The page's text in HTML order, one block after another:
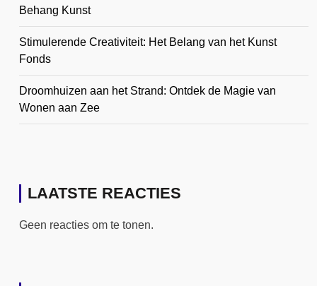
Behang Kunst
Stimulerende Creativiteit: Het Belang van het Kunst
Fonds
Droomhuizen aan het Strand: Ontdek de Magie van
Wonen aan Zee
LAATSTE REACTIES
Geen reacties om te tonen.